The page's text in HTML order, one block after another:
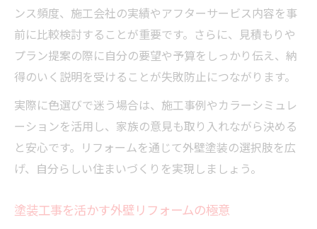
ンス頻度、施工会社の実績やアフターサービス内容を事
前に比較検討することが重要です。さらに、見積もりや
プラン提案の際に自分の要望や予算をしっかり伝え、納
得のいく説明を受けることが失敗防止につながります。
実際に色選びで迷う場合は、施工事例やカラーシミュレ
ーションを活用し、家族の意見も取り入れながら決める
と安心です。リフォームを通じて外壁塗装の選択肢を広
げ、自分らしい住まいづくりを実現しましょう。
塗装工事を活かす外壁リフォームの極意